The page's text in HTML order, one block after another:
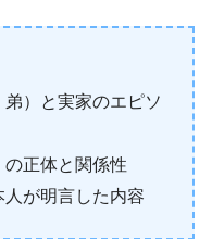
弟）と実家のエピソ
の正体と関係性
人が明言した内容